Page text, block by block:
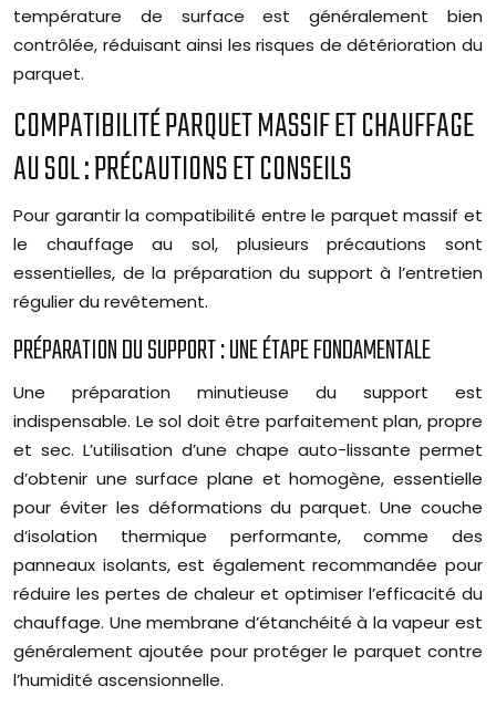
température de surface est généralement bien
contrôlée, réduisant ainsi les risques de détérioration du
parquet.
COMPATIBILITÉ PARQUET MASSIF ET CHAUFFAGE
AU SOL : PRÉCAUTIONS ET CONSEILS
Pour garantir la compatibilité entre le parquet massif et
le chauffage au sol, plusieurs précautions sont
essentielles, de la préparation du support à l’entretien
régulier du revêtement.
PRÉPARATION DU SUPPORT : UNE ÉTAPE FONDAMENTALE
Une préparation minutieuse du support est
indispensable. Le sol doit être parfaitement plan, propre
et sec. L’utilisation d’une chape auto-lissante permet
d’obtenir une surface plane et homogène, essentielle
pour éviter les déformations du parquet. Une couche
d’isolation thermique performante, comme des
panneaux isolants, est également recommandée pour
réduire les pertes de chaleur et optimiser l’efficacité du
chauffage. Une membrane d’étanchéité à la vapeur est
généralement ajoutée pour protéger le parquet contre
l’humidité ascensionnelle.